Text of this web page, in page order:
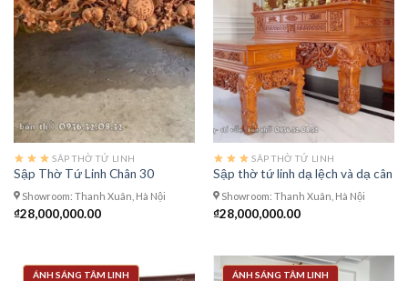
SÂP THỜ TỨ LINH
Sập Thờ Tứ Linh Chân 30
Showroom: Thanh Xuân, Hà Nội
₫28,000,000.00
SÂP THỜ TỨ LINH
Sập thờ tứ linh dạ lệch và dạ cân
Showroom: Thanh Xuân, Hà Nội
₫28,000,000.00
ÁNH SÁNG TÂM LINH ÁNH SÁNG TÂM LINH